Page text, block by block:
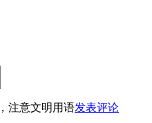
注意文明用语发表评论